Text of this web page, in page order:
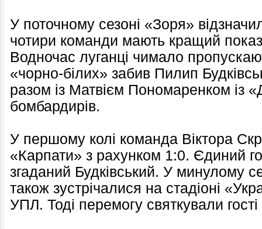
У поточному сезоні «Зоря»
чотири команди мають кращий
Водночас луганці чимало
«чорно-білих» забив Пилип
разом із Матвієм Пономаренком із
бомбардирів.
У першому колі команда Віктора
«Карпати» з рахунком 1:0. Єдиний
згаданий Будківський. У минулому
також зустрічалися на стадіоні
УПЛ. Тоді перемогу святкували